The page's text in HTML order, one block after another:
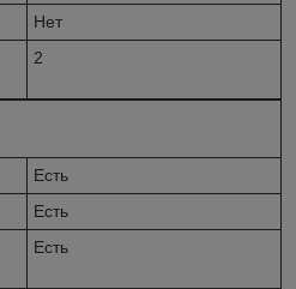
Нет
2
Есть
Есть
Есть